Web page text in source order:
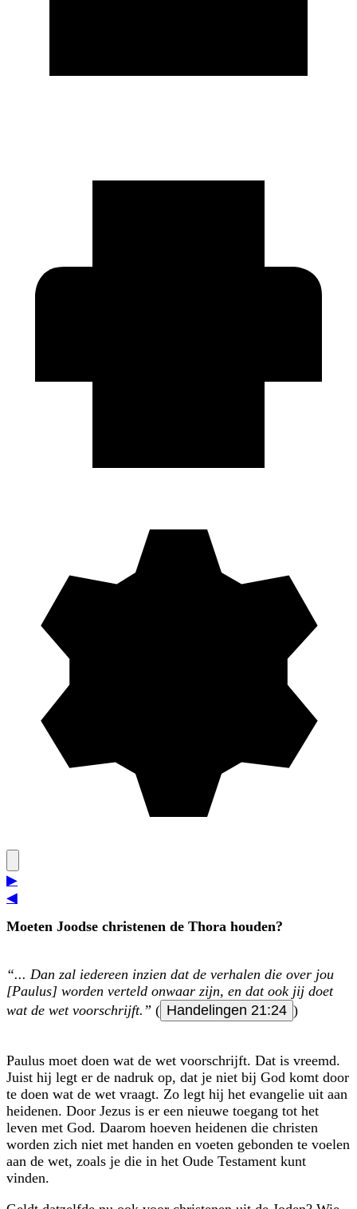
▶
◀
Moeten Joodse christenen de Thora houden?
“... Dan zal iedereen inzien dat de verhalen die over jou
[Paulus] worden verteld onwaar zijn, en dat ook jij doet
wat de wet voorschrijft.” ( Handelingen 21:24 )
Paulus moet doen wat de wet voorschrijft. Dat is vreemd.
Juist hij legt er de nadruk op, dat je niet bij God komt door
te doen wat de wet vraagt. Zo legt hij het evangelie uit aan
heidenen. Door Jezus is er een nieuwe toegang tot het
leven met God. Daarom hoeven heidenen die christen
worden zich niet met handen en voeten gebonden te voelen
aan de wet, zoals je die in het Oude Testament kunt
vinden.